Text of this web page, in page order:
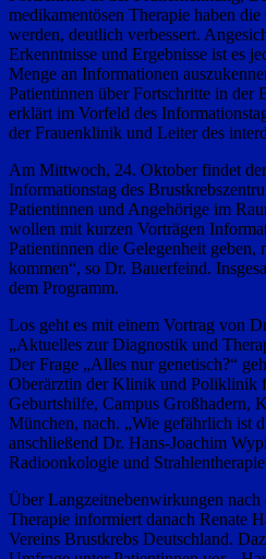
medikamentösen Therapie haben
werden, deutlich verbessert.
Erkenntnisse und Ergebnisse ist es
Menge an Informationen
Patientinnen über Fortschritte in der
erklärt im Vorfeld des
der Frauenklinik und Leiter des
Am Mittwoch, 24. Oktober findet
Informationstag des
Patientinnen und Angehörige im
wollen mit kurzen Vorträgen
Patientinnen die Gelegenheit geben,
kommen“, so Dr. Bauerfeind.
dem Programm.
Los geht es mit einem Vortrag von
„Aktuelles zur Diagnostik und
Der Frage „Alles nur genetisch?“
Oberärztin der Klinik und Poliklinik
Geburtshilfe, Campus Großhadern,
München, nach. „Wie gefährlich ist
anschließend Dr. Hans-Joachim
Radioonkologie und
Über Langzeitnebenwirkungen nach
Therapie informiert danach Renate
Vereins Brustkrebs Deutschland.